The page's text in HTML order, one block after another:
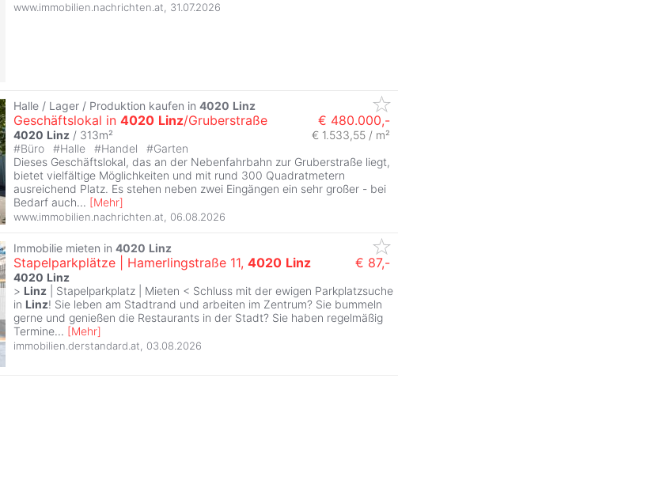
www.immobilien.nachrichten.at 31.07.2026
Halle / Lager / Produktion kaufen in 4020 Linz
Geschäftslokal in 4020 Linz/Gruberstraße € 480.000,-
4020 Linz / 313m²
€ 1.533,55 / m²
#Büro #Halle #Handel #Garten
Dieses Geschäftslokal, das an der Nebenfahrbahn zur Gruberstraße liegt,
bietet vielfältige Möglichkeiten und mit rund 300 Quadratmetern
ausreichend Platz. Es stehen neben zwei Eingängen ein sehr großer - bei
Bedarf auch... [Mehr]
www.immobilien.nachrichten.at 06.08.2026
Immobilie mieten in 4020 Linz
Stapelparkplätze | Hamerlingstraße 11, 4020 Linz € 87,-
4020 Linz
> Linz | Stapelparkplatz | Mieten < Schluss mit der ewigen Parkplatzsuche
in Linz! Sie leben am Stadtrand und arbeiten im Zentrum? Sie bummeln
gerne und genießen die Restaurants in der Stadt? Sie haben regelmäßig
Termine... [Mehr]
immobilien.derstandard.at 03.08.2026